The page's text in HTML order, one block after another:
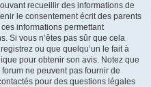
recueillir des informations de
le consentement écrit des parents
informations permettant
Si vous n’êtes pas sûr que cela
ou que quelqu’un le fait à
pour obtenir son avis. Notez que
ne peuvent pas fournir de
pour des questions légales